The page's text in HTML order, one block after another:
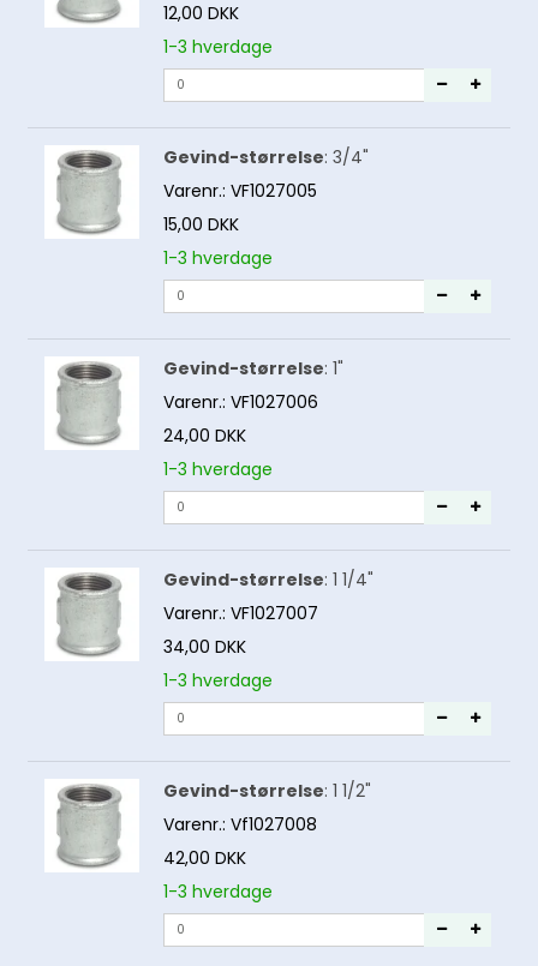
12,00 DKK
1-3 hverdage
Gevind-størrelse: 3/4"
Varenr.: VF1027005
15,00 DKK
1-3 hverdage
Gevind-størrelse: 1"
Varenr.: VF1027006
24,00 DKK
1-3 hverdage
Gevind-størrelse: 1 1/4"
Varenr.: VF1027007
34,00 DKK
1-3 hverdage
Gevind-størrelse: 1 1/2"
Varenr.: Vf1027008
42,00 DKK
1-3 hverdage